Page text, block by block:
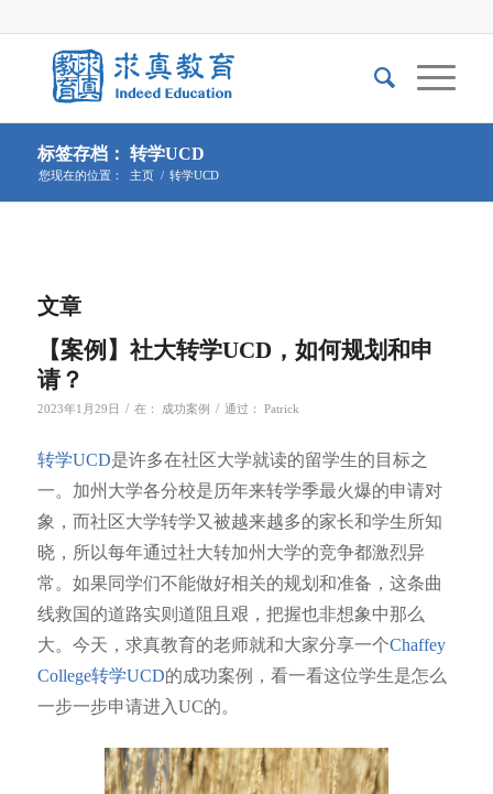
标签存档： 转学UCD
您现在的位置： 主页 / 转学UCD
文章
【案例】社大转学UCD，如何规划和申
请？
2023年1月29日 / 在： 成功案例 / 通过： Patrick
转学UCD是许多在社区大学就读的留学生的目标之
一。加州大学各分校是历年来转学季最火爆的申请对
象，而社区大学转学又被越来越多的家长和学生所知
晓，所以每年通过社大转加州大学的竞争都激烈异
常。如果同学们不能做好相关的规划和准备，这条曲
线救国的道路实则道阻且艰，把握也非想象中那么
大。今天，求真教育的老师就和大家分享一个Chaffey
College转学UCD的成功案例，看一看这位学生是怎么
一步一步申请进入UC的。